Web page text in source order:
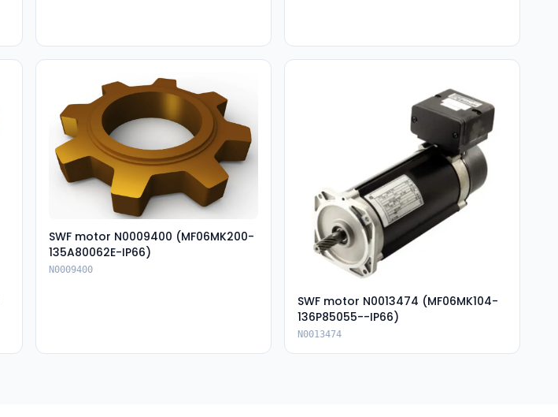
SWF motor N0009400 (MF06MK200-
135A80062E-IP66)
N0009400
SWF motor N0013474 (MF06MK104-
136P85055--IP66)
N0013474